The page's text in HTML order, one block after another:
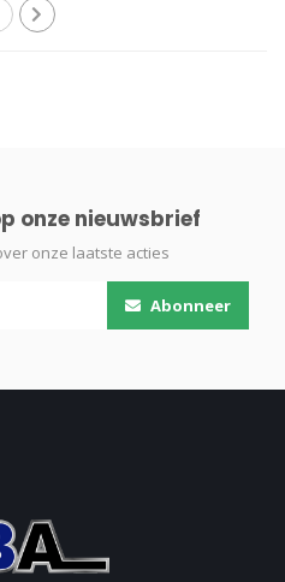
onze nieuwsbrief
onze laatste acties
Abonneer